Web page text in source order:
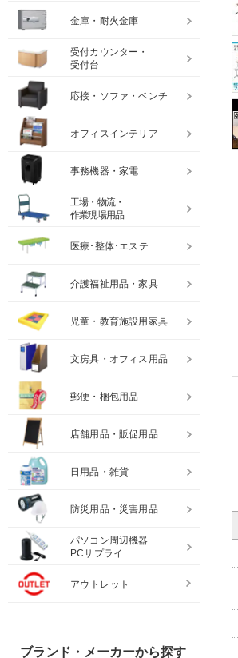
金庫・耐火金庫
受付カウンター・
受付台
応接・ソファ・ベンチ
オフィスインテリア
事務機器・家電
工場・物流・
作業現場用品
医療･整体･エステ
介護福祉用品・家具
児童・教育施設用家具
文房具・オフィス用品
郵便・梱包用品
店舗用品・販促用品
日用品・雑貨
防災用品・災害用品
パソコン周辺機器
PCサプライ
アウトレット
ブランド・メーカーから探す